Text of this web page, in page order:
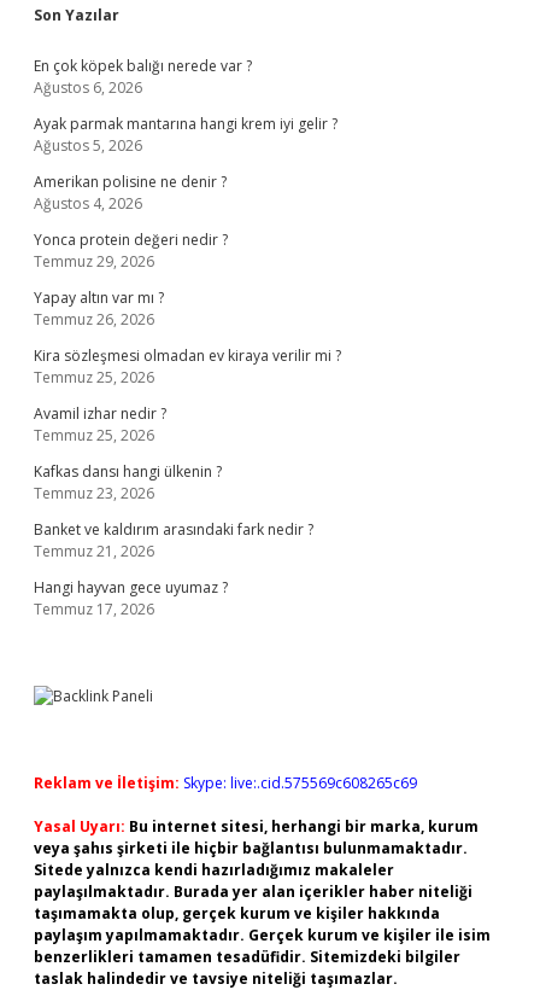
Sidebar
Son Yazılar
En çok köpek balığı nerede var ?
Ağustos 6, 2026
Ayak parmak mantarına hangi krem iyi gelir ?
Ağustos 5, 2026
Amerikan polisine ne denir ?
Ağustos 4, 2026
Yonca protein değeri nedir ?
Temmuz 29, 2026
Yapay altın var mı ?
Temmuz 26, 2026
Kira sözleşmesi olmadan ev kiraya verilir mi ?
Temmuz 25, 2026
Avamil izhar nedir ?
Temmuz 25, 2026
Kafkas dansı hangi ülkenin ?
Temmuz 23, 2026
Banket ve kaldırım arasındaki fark nedir ?
Temmuz 21, 2026
Hangi hayvan gece uyumaz ?
Temmuz 17, 2026
Reklam ve İletişim: Skype: live:.cid.575569c608265c69
Yasal Uyarı: Bu internet sitesi, herhangi bir marka, kurum
veya şahıs şirketi ile hiçbir bağlantısı bulunmamaktadır.
Sitede yalnızca kendi hazırladığımız makaleler
paylaşılmaktadır. Burada yer alan içerikler haber niteliği
taşımamakta olup, gerçek kurum ve kişiler hakkında
paylaşım yapılmamaktadır. Gerçek kurum ve kişiler ile isim
benzerlikleri tamamen tesadüfidir. Sitemizdeki bilgiler
taslak halindedir ve tavsiye niteliği taşımazlar.